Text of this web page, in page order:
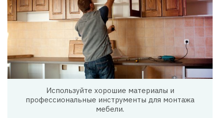
Используйте хорошие материалы и
профессиональные инструменты для монтажа
мебели.